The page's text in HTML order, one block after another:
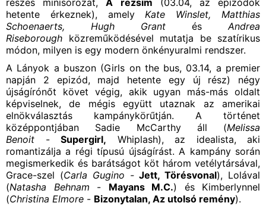
részes minisorozat,A rezsim (03.04, az epizódok
hetente érkeznek), amelyKate Winslet, Matthias
Schoenaerts, Hugh Grant ésAndrea
Riseborough közreműködésével mutatja be szatírikus
módon, milyen is egy modern önkényuralmi rendszer.
A Lányok a buszon (Girls on the bus, 03.14, a premier
napján 2 epizód, majd hetente egy új rész) négy
újságírónőt követ végig, akik ugyan más-más oldalt
képviselnek, de mégis együtt utaznak az amerikai
elnökválasztás kampánykörűtján. A történet
középpontjában Sadie McCarthy áll (Melissa
Benoit - Supergirl, Whiplash), az idealista, aki
romantizálja a régi típusú újságírást. A kampány során
megismerkedik és barátságot köt három vetélytársával,
Grace-szel (Carla Gugino - Jett, Törésvonal), Lolával
(Natasha Behnam - Mayans M.C.) és Kimberlynnel
(Christina Elmore - Bizonytalan, Az utolsó remény).